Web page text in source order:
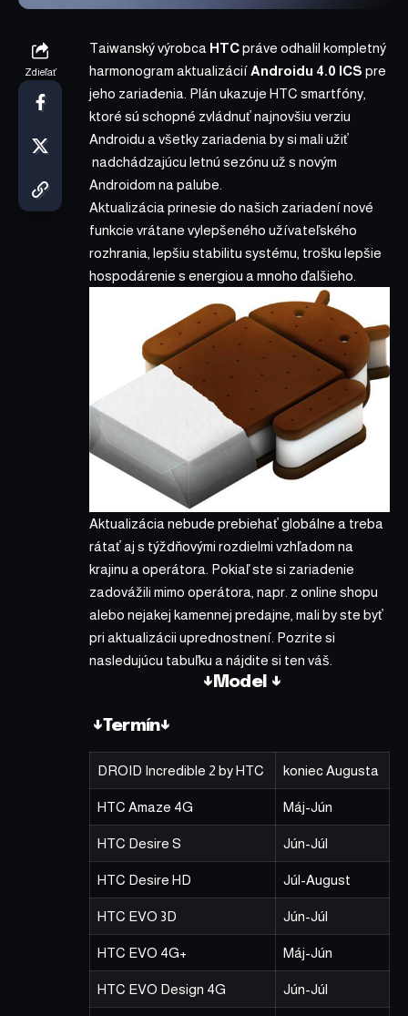
Zdieľať
Taiwanský výrobca HTCpráve odhalil kompletný
harmonogram aktualizácií Androidu 4.0 ICS pre
jeho zariadenia. Plán ukazuje HTC smartfóny,
ktoré sú schopné zvládnuť najnovšiu verziu
Androidu a všetky zariadenia by si mali užiť
nadchádzajúcu letnú sezónu už s novým
Androidom na palube.
Aktualizácia prinesie do našich zariadení nové
funkcie vrátane vylepšeného užívateľského
rozhrania, lepšiu stabilitu systému, trošku lepšie
hospodárenie s energiou a mnoho ďalšieho.
Aktualizácia nebude prebiehať globálne a treba
rátať aj s týždňovými rozdielmi vzhľadom na
krajinu a operátora. Pokiaľ ste si zariadenie
zadovážili mimo operátora, napr. z online shopu
alebo nejakej kamennej predajne, mali by ste byť
pri aktualizácii uprednostnení. Pozrite si
nasledujúcu tabuľku a nájdite si ten váš.
↓Model ↓
↓Termín↓
DROID Incredible 2 by HTC koniec Augusta
HTC Amaze 4G Máj-Jún
HTC Desire S Jún-Júl
HTC Desire HD Júl-August
HTC EVO 3D Jún-Júl
HTC EVO 4G+ Máj-Jún
HTC EVO Design 4G Jún-Júl